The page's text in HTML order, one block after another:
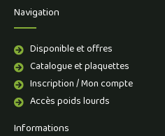
Navigation
Disponible et offres
Catalogue et plaquettes
Inscription / Mon compte
Accès poids lourds
Informations